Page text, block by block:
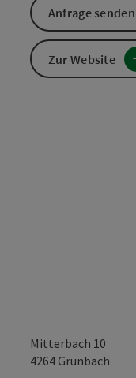
Mitterbach 10
4264 Grünbach
Anfrage senden
Zur Website